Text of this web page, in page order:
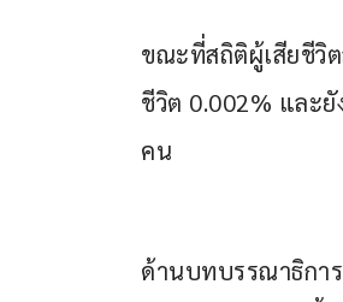
ขณะที่สถิติผู้เสียชีวิ
ชีวิต 0.002% และ
คน
ด้านบทบรรณาธิกา